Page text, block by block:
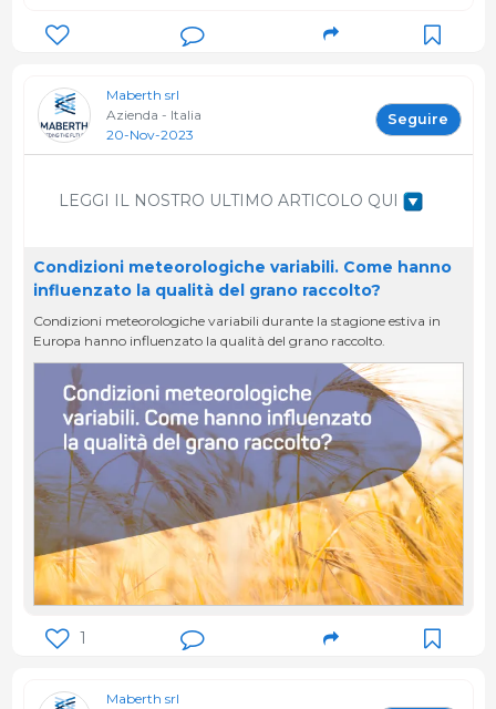
Maberth srl
Azienda - Italia
20-Nov-2023
Seguire
LEGGI IL NOSTRO ULTIMO ARTICOLO QUI
Condizioni meteorologiche variabili. Come hanno
influenzato la qualità del grano raccolto?
Condizioni meteorologiche variabili durante la stagione estiva in
Europa hanno influenzato la qualità del grano raccolto.
1
Maberth srl